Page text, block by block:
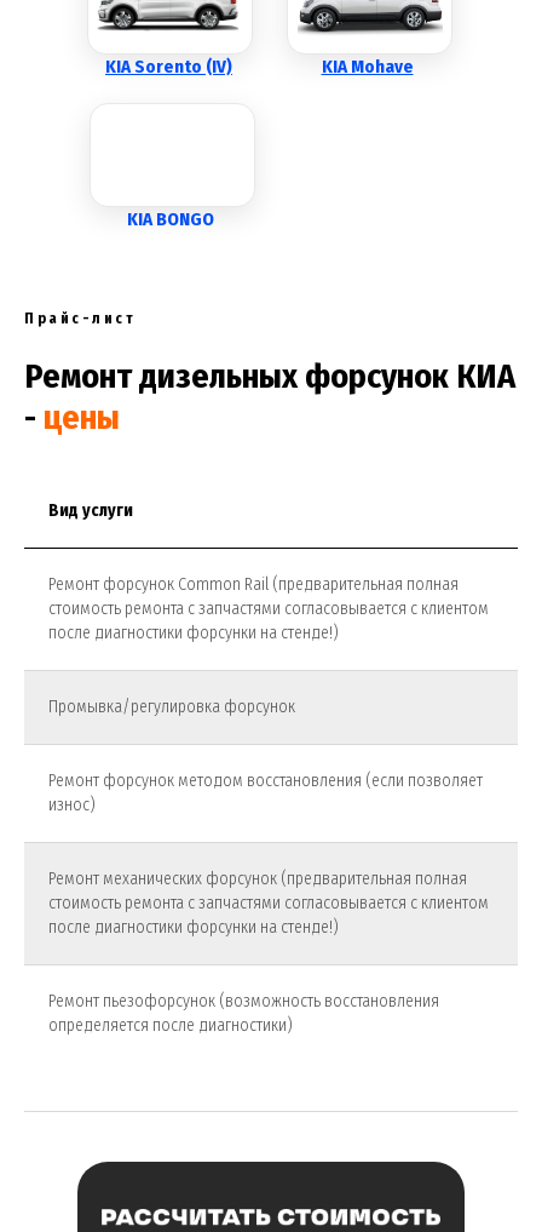
KIA Sorento (IV) KIA Mohave
KIA BONGO
Прайс-лист
Ремонт дизельных форсунок КИА
- цены
Вид услуги
Ремонт форсунок Common Rail (предварительная полная
стоимость ремонта с запчастями согласовывается с клиентом
поcле диагностики форсунки на стенде!)
Промывка/регулировка форсунок
Ремонт форсунок методом восстановления (если позволяет
износ)
Ремонт механических форсунок (предварительная полная
стоимость ремонта с запчастями согласовывается с клиентом
после диагностики форсунки на стенде!)
Ремонт пьезофорсунок (возможность восстановления
определяется после диагностики)